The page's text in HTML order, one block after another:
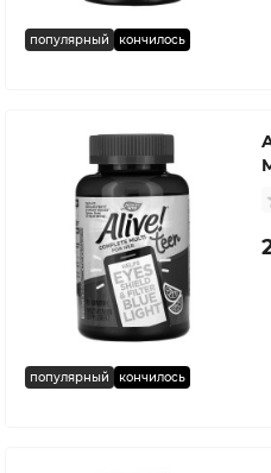
популярный кончилось
популярный кончилось